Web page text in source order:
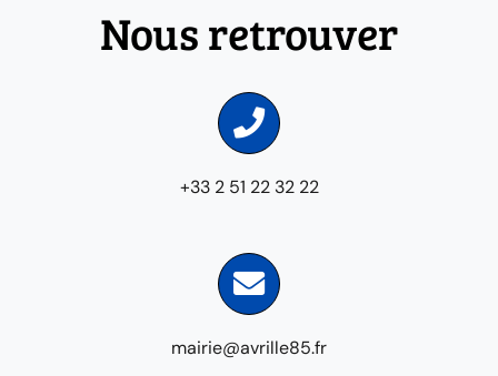
Nous retrouver
+33 2 51 22 32 22
mairie@avrille85.fr